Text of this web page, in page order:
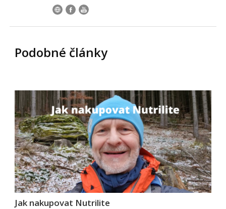
Podobné články
Jak nakupovat Nutrilite